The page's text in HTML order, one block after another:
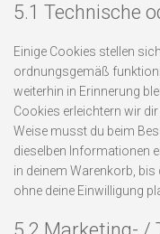
5.1 Technische
Einige Cookies stellen
ordnungsgemäß
weiterhin in Erinnerung
Cookies erleichtern wir
Weise musst du beim
dieselben Informationen
in deinem Warenkorb,
ohne deine Einwilligung